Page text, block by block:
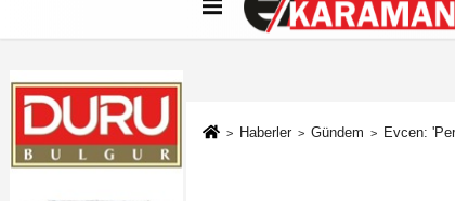
Künye İletişim Çerez Politikası
Haberler Gündem Evcen: